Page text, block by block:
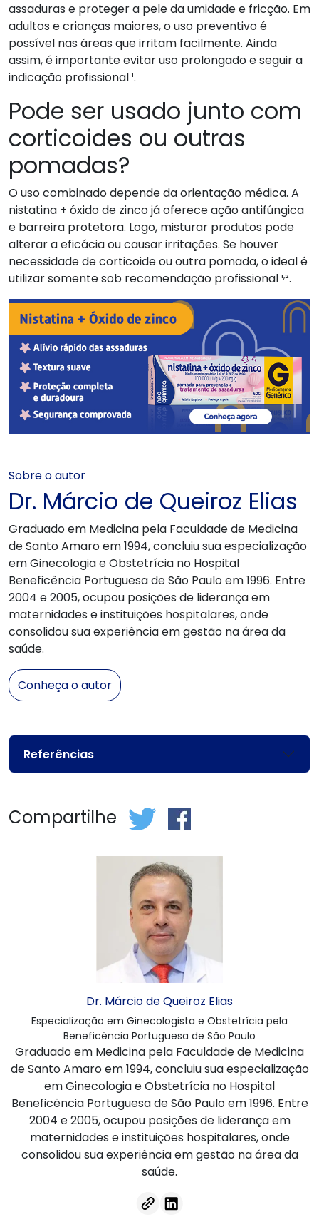
assaduras e proteger a pele da umidade e fricção. Em
adultos e crianças maiores, o uso preventivo é
possível nas áreas que irritam facilmente. Ainda
assim, é importante evitar uso prolongado e seguir a
indicação profissional ¹.
Pode ser usado junto com
corticoides ou outras
pomadas?
O uso combinado depende da orientação médica. A
nistatina + óxido de zinco já oferece ação antifúngica
e barreira protetora. Logo, misturar produtos pode
alterar a eficácia ou causar irritações. Se houver
necessidade de corticoide ou outra pomada, o ideal é
utilizar somente sob recomendação profissional ¹,².
Sobre o autor
Dr. Márcio de Queiroz Elias
Graduado em Medicina pela Faculdade de Medicina
de Santo Amaro em 1994, concluiu sua especialização
em Ginecologia e Obstetrícia no Hospital
Beneficência Portuguesa de São Paulo em 1996. Entre
2004 e 2005, ocupou posições de liderança em
maternidades e instituições hospitalares, onde
consolidou sua experiência em gestão na área da
saúde.
Conheça o autor
Referências
Compartilhe
Dr. Márcio de Queiroz Elias
Especialização em Ginecologista e Obstetrícia pela
Beneficência Portuguesa de São Paulo
Graduado em Medicina pela Faculdade de Medicina
de Santo Amaro em 1994, concluiu sua especialização
em Ginecologia e Obstetrícia no Hospital
Beneficência Portuguesa de São Paulo em 1996. Entre
2004 e 2005, ocupou posições de liderança em
maternidades e instituições hospitalares, onde
consolidou sua experiência em gestão na área da
saúde.